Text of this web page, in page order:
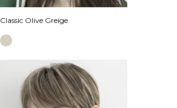
Classic Olive Greige